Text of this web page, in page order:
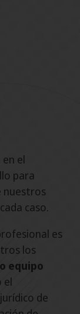
el
para
nuestros
caso.
es
los
equipo
el
de